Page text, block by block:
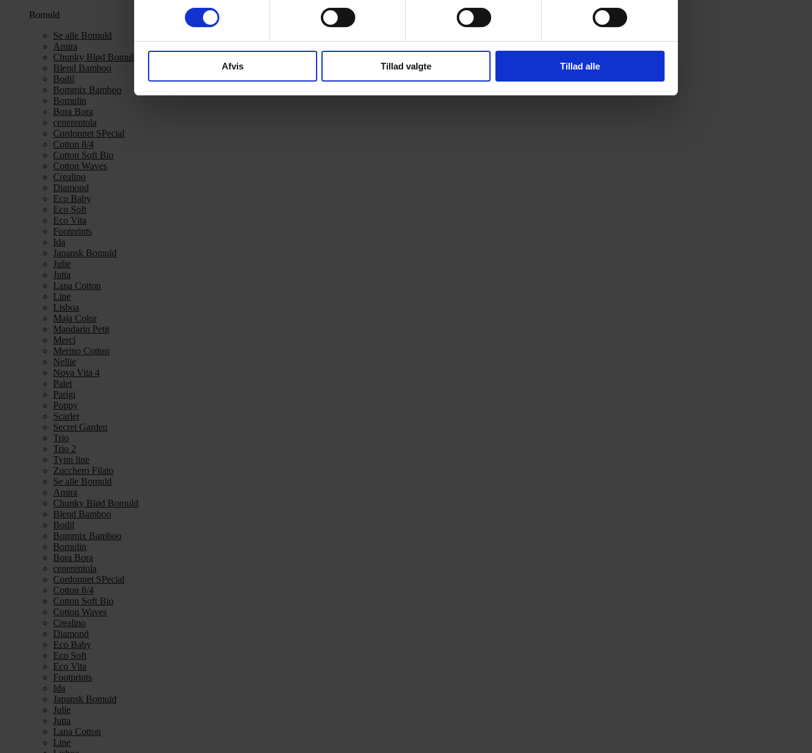
Afvis Tillad valgte Tillad alle
Bomuld
Se alle Bomuld
Amira
Chunky Blød Bomuld
Blend Bamboo
Bodil
Bommix Bamboo
Bomulin
Bora Bora
cenerentola
Cordonnet SPecial
Cotton 8/4
Cotton Soft Bio
Cotton Waves
Crealino
Diamond
Eco Baby
Eco Soft
Eco Vita
Footprints
Ida
Japansk Bomuld
Julie
Jutta
Lana Cotton
Line
Lisboa
Maja Color
Mandarin Petit
Merci
Merino Cotton
Nellie
Nova Vita 4
Palet
Parigi
Poppy
Scarlet
Secret Garden
Trio
Trio 2
Tynn line
Zucchero Filato
Se alle Bomuld
Amira
Chunky Blød Bomuld
Blend Bamboo
Bodil
Bommix Bamboo
Bomulin
Bora Bora
cenerentola
Cordonnet SPecial
Cotton 8/4
Cotton Soft Bio
Cotton Waves
Crealino
Diamond
Eco Baby
Eco Soft
Eco Vita
Footprints
Ida
Japansk Bomuld
Julie
Jutta
Lana Cotton
Line